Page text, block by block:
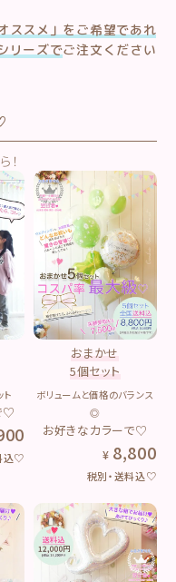
ススメ」をご希望であれ
リーズでご注文ください
！
♡
込♡
おまかせ
5個セット
ボリュームと価格のバランス
◎
お好きなカラーで♡
8,800
税別・送料込♡